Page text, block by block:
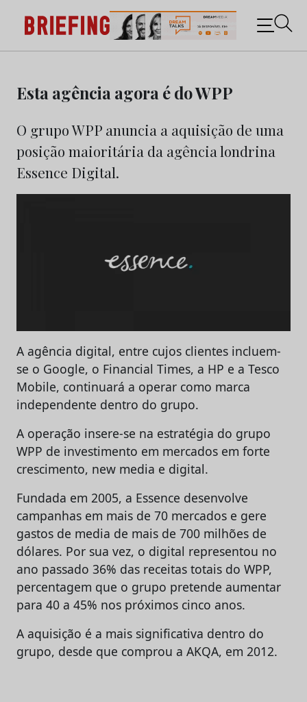
content
Briefing: Todas as notícias sobre os negócios do
Marketing e da Publicidade
Esta agência agora é do WPP
O grupo WPP anuncia a aquisição de uma
posição maioritária da agência londrina
Essence Digital.
A agência digital, entre cujos clientes incluem-
se o Google, o Financial Times, a HP e a Tesco
Mobile, continuará a operar como marca
independente dentro do grupo.
A operação insere-se na estratégia do grupo
WPP de investimento em mercados em forte
crescimento, new media e digital.
Fundada em 2005, a Essence desenvolve
campanhas em mais de 70 mercados e gere
gastos de media de mais de 700 milhões de
dólares. Por sua vez, o digital representou no
ano passado 36% das receitas totais do WPP,
percentagem que o grupo pretende aumentar
para 40 a 45% nos próximos cinco anos.
A aquisição é a mais significativa dentro do
grupo, desde que comprou a AKQA, em 2012.